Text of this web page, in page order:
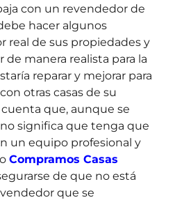
con un revendedor de
hacer algunos
real de sus propiedades y
de manera realista para la
reparar y mejorar para
otras casas de su
que, aunque se
significa que tenga que
un equipo profesional y
Compramos Casas
de que no está
que se